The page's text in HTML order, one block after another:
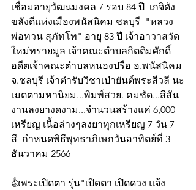
เชื่อมอายุวัฒนมงคล 7 รอบ 84 ปี  เกจิดัง
ขลังดีแห่งเมืองพนัสนิคม ชลบุรี  "หลวง
พ่อทวน สุภัทโท" อายุ 83 ปี เจ้าอาวาสวัด
ใหม่ทรายมูล เจ้าคณะตำบลกิตติมศักดิ์
อดีตเจ้าคณะตำบลหนองปรือ อ.พนัสนิคม
จ.ชลบุรี เจ้าตำรับวิชาเป่ายันต์พระสีวลี นะ
เมตตามหานิยม...พิมพ์สวย. คมชัด...สีสัน
งานลงยางดงาม...จำนวนสร้างแค่ 6,000
เหรียญ เนื้อล่างๆลงยาทุกเหรียญ 7 วัน 7
สี  กำหนดพิธีพุทธาภิเษกวันอาทิตย์ที่ 3
ธันวาคม 2566
👍พระเปิดตา รุ่น"เปิดตา เปิดดวง แจ้ง